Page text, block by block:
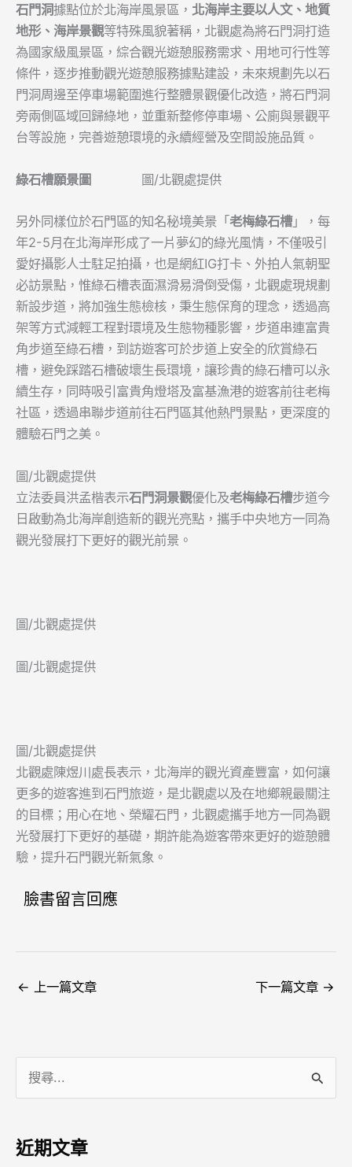
石門洞據點位於北海岸風景區， 北海岸主要以人文、地質
地形、海岸景觀等特殊風貌著稱，北觀處為將石門洞打造
為國家級風景區，綜合觀光遊憩服務需求、用地可行性等
條件，逐步推動觀光遊憩服務據點建設，未來規劃先以石
門洞周邊至停車場範圍進行整體景觀優化改造，將石門洞
旁兩側區域回歸綠地，並重新整修停車場、公廁與景觀平
台等設施，完善遊憩環境的永續經營及空間設施品質。
綠石槽願景圖 圖/北觀處提供
另外同樣位於石門區的知名秘境美景「老梅綠石槽」，每
年2-5月在北海岸形成了一片夢幻的綠光風情，不僅吸引
愛好攝影人士駐足拍攝，也是網紅IG打卡、外拍人氣朝聖
必訪景點，惟綠石槽表面濕滑易滑倒受傷，北觀處現規劃
新設步道，將加強生態檢核，秉生態保育的理念，透過高
架等方式減輕工程對環境及生態物種影響，步道串連富貴
角步道至綠石槽，到訪遊客可於步道上安全的欣賞綠石
槽，避免踩踏石槽破壞生長環境，讓珍貴的綠石槽可以永
續生存，同時吸引富貴角燈塔及富基漁港的遊客前往老梅
社區，透過串聯步道前往石門區其他熱門景點，更深度的
體驗石門之美。
圖/北觀處提供
立法委員洪孟楷表示石門洞景觀優化及老梅綠石槽步道今
日啟動為北海岸創造新的觀光亮點，攜手中央地方一同為
觀光發展打下更好的觀光前景。
圖/北觀處提供
圖/北觀處提供
圖/北觀處提供
北觀處陳煜川處長表示，北海岸的觀光資產豐富，如何讓
更多的遊客進到石門旅遊，是北觀處以及在地鄉親最關注
的目標；用心在地、榮耀石門，北觀處攜手地方一同為觀
光發展打下更好的基礎，期許能為遊客帶來更好的遊憩體
驗，提升石門觀光新氣象。
臉書留言回應
← 上一篇文章 下一篇文章 →
鍵
近期文章